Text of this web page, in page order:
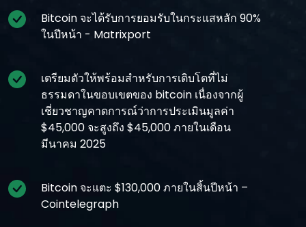
Bitcoin จะได้รับการยอมรับในกระแสหลัก 90%
ในปีหน้า - Matrixport
เตรียมตัวให้พร้อมสําหรับการเติบโตที่ไม่
ธรรมดาในขอบเขตของ bitcoin เนื่องจากผู้
เชี่ยวชาญคาดการณ์ว่าการประเมินมูลค่า
$45,000 จะสูงถึง $45,000 ภายในเดือน
มีนาคม 2025
Bitcoin จะแตะ $130,000 ภายในสิ้นปีหน้า –
Cointelegraph